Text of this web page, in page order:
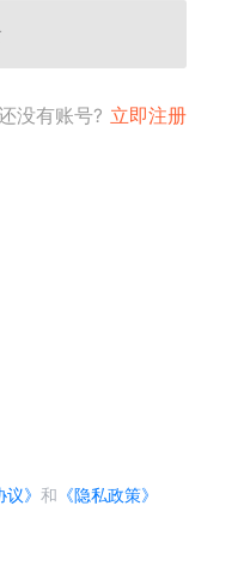
没有账号? 立即注册
议》和 《隐私政策》